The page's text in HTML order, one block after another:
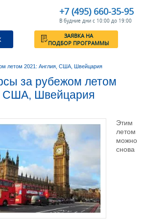
+7 (495) 660-35-95
В будние дни с 10:00 до 19:00
ЗАЯВКА НА
ПОДБОР ПРОГРАММЫ
летом 2021: Англия, США, Швейцария
за рубежом летом
США, Швейцария
Этим
летом
можно
снова